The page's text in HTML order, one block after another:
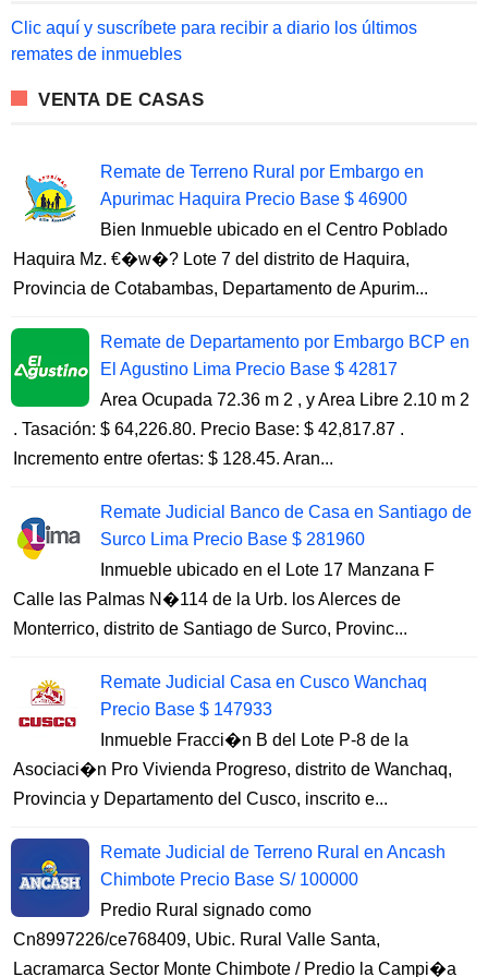
o
:
Clic aquí y suscríbete para recibir a diario los últimos
remates de inmuebles
VENTA DE CASAS
Remate de Terreno Rural por Embargo en
Apurimac Haquira Precio Base $ 46900
Bien Inmueble ubicado en el Centro Poblado
Haquira Mz. €�w�? Lote 7 del distrito de Haquira,
Provincia de Cotabambas, Departamento de Apurim...
Remate de Departamento por Embargo BCP en
El Agustino Lima Precio Base $ 42817
Area Ocupada 72.36 m 2 , y Area Libre 2.10 m 2
. Tasación: $ 64,226.80. Precio Base: $ 42,817.87 .
Incremento entre ofertas: $ 128.45. Aran...
Remate Judicial Banco de Casa en Santiago de
Surco Lima Precio Base $ 281960
Inmueble ubicado en el Lote 17 Manzana F
Calle las Palmas N�114 de la Urb. los Alerces de
Monterrico, distrito de Santiago de Surco, Provinc...
Remate Judicial Casa en Cusco Wanchaq
Precio Base $ 147933
Inmueble Fracci�n B del Lote P-8 de la
Asociaci�n Pro Vivienda Progreso, distrito de Wanchaq,
Provincia y Departamento del Cusco, inscrito e...
Remate Judicial de Terreno Rural en Ancash
Chimbote Precio Base S/ 100000
Predio Rural signado como
Cn8997226/ce768409, Ubic. Rural Valle Santa,
Lacramarca Sector Monte Chimbote / Predio la Campi�a